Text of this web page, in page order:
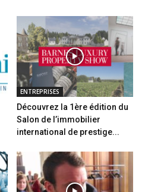
ENTREPRISES
Découvrez la 1ère édition du
Salon de l’immobilier
international de prestige...